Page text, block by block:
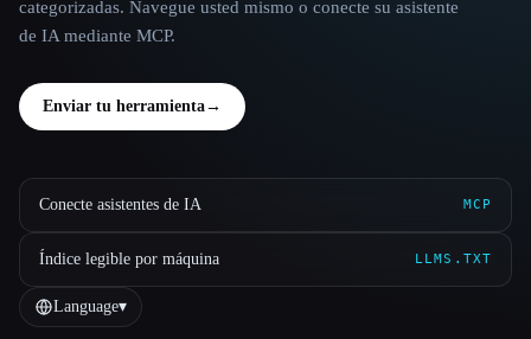
categorizadas. Navegue usted mismo o conecte su asistente
de IA mediante MCP.
Enviar tu herramienta→
Conecte asistentes de IA MCP
Índice legible por máquina LLMS.TXT
Language▾